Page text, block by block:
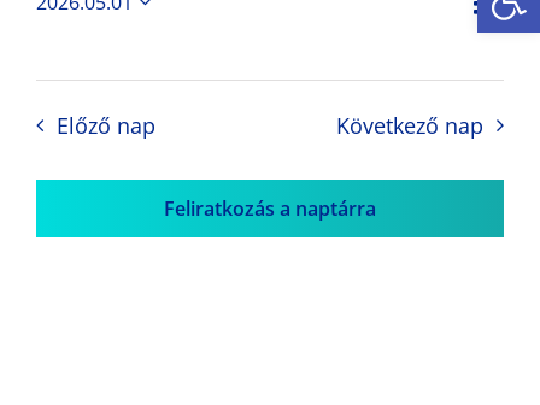
Nap
Előző nap Következő nap
Feliratkozás a naptárra